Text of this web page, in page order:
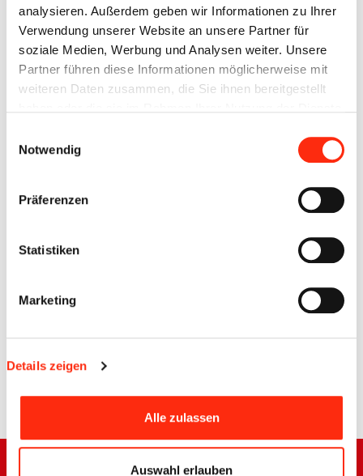
analysieren. Außerdem geben wir Informationen zu Ihrer
Verwendung unserer Website an unsere Partner für
soziale Medien, Werbung und Analysen weiter. Unsere
Partner führen diese Informationen möglicherweise mit
weiteren Daten zusammen, die Sie ihnen bereitgestellt
Notwendig
Präferenzen
Statistiken
Marketing
Details zeigen
Alle zulassen
Auswahl erlauben
Zugehörige Dateien
0b58698a-902e-48f4-b5bd-a7c4a7bd3f87.JPG236 KB
997dd395-dd6e-4283-8c53-a385a5ead3aa.JPG178 KB
a772c07c-ebff-4ffb-bd03-d8c9bee04394.JPG214 KB
Zurück